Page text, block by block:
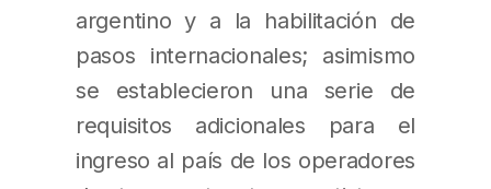
argentino y a la habilitación de
pasos internacionales; asimismo
se establecieron una serie de
requisitos adicionales para el
ingreso al país de los operadores